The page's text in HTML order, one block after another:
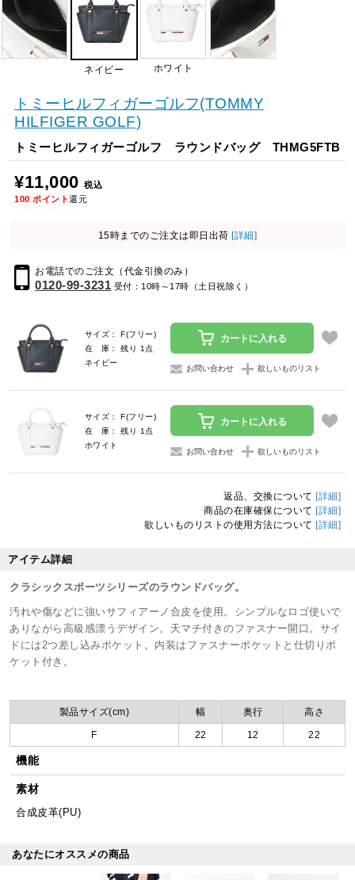
ネイビー ホワイト
トミーヒルフィガーゴルフ(TOMMY
HILFIGER GOLF)
トミーヒルフィガーゴルフ ラウンドバッグ THMG5FTB
¥11,000 税込
100 ポイント還元
15時までのご注文は即日出荷 [詳細]
お電話でのご注文（代金引換のみ）
0120-99-3231 受付：10時～17時（土日祝除く）
サイズ： F(フリー)
在 庫： 残り 1点
ネイビー
カートに入れる
お問い合わせ 欲しいものリスト
サイズ： F(フリー)
在 庫： 残り 1点
ホワイト
カートに入れる
お問い合わせ 欲しいものリスト
返品、交換について [詳細]
商品の在庫確保について [詳細]
欲しいものリストの使用方法について [詳細]
アイテム詳細
クラシックスポーツシリーズのラウンドバッグ。
汚れや傷などに強いサフィアーノ合皮を使用。シンプルなロゴ使いで
ありながら高級感漂うデザイン。天マチ付きのファスナー開口。サイ
ドには2つ差し込みポケット。内装はファスナーポケットと仕切りポ
ケット付き。
製品サイズ(cm) 幅 奥行 高さ
F 22 12 22
機能
素材
合成皮革(PU)
あなたにオススメの商品